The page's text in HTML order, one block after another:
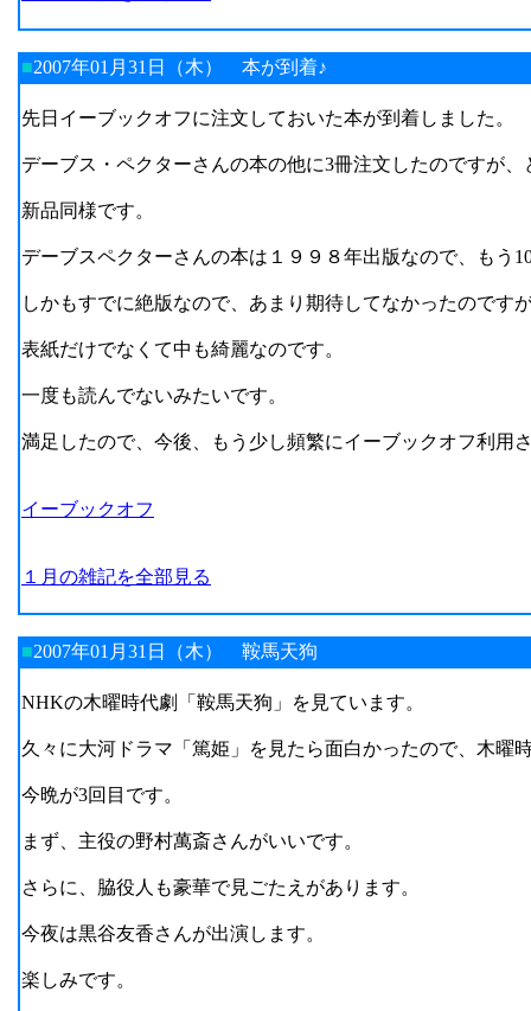
■2007年01月31日（木） 本が到着♪
先日イーブックオフに注文しておいた本が到着しました。
デーブス・ペクターさんの本の他に3冊注文したのですが
新品同様です。
デーブスペクターさんの本は１９９８年出版なので、もう
しかもすでに絶版なので、あまり期待してなかったのです
表紙だけでなくて中も綺麗なのです。
一度も読んでないみたいです。
満足したので、今後、もう少し頻繁にイーブックオフ利用
イーブックオフ
１月の雑記を全部見る
■2007年01月31日（木） 鞍馬天狗
NHKの木曜時代劇「鞍馬天狗」を見ています。
久々に大河ドラマ「篤姫」を見たら面白かったので、木曜
今晩が3回目です。
まず、主役の野村萬斎さんがいいです。
さらに、脇役人も豪華で見ごたえがあります。
今夜は黒谷友香さんが出演します。
楽しみです。